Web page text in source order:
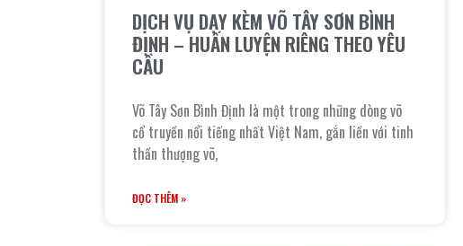
DỊCH VỤ DẠY KÈM VÕ TÂY SƠN BÌNH
ĐỊNH – HUẤN LUYỆN RIÊNG THEO YÊU
CẦU
Võ Tây Sơn Bình Định là một trong những dòng võ
cổ truyền nổi tiếng nhất Việt Nam, gắn liền với tinh
thần thượng võ,
ĐỌC THÊM »